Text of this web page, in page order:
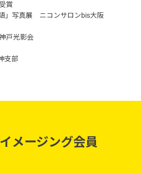
賞
」写真展 ニコンサロンbis大阪
戸光影会
支部
メージング会員